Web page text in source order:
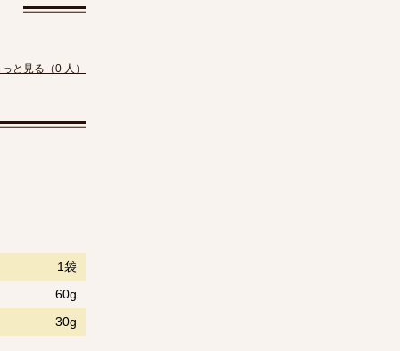
と見る（0 人）
1袋
60g
30g